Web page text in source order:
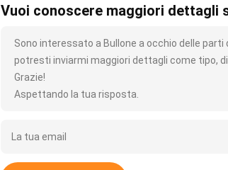
Vuoi conoscere maggiori dettagli
Sono interessato a Bullone a occhio delle
potresti inviarmi maggiori dettagli come tipo,
Grazie!
Aspettando la tua risposta.